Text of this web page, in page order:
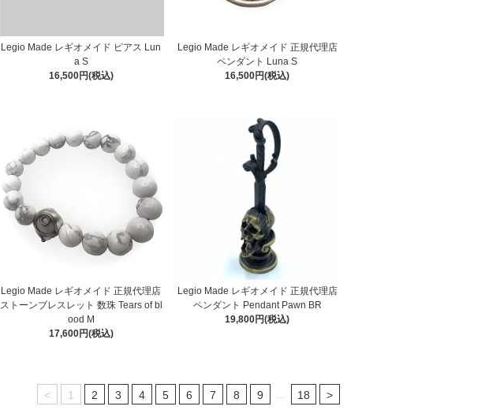
Legio Made レギオメイド ピアス Lun
a S
16,500円(税込)
Legio Made レギオメイド 正規代理店
ペンダント Luna S
16,500円(税込)
Legio Made レギオメイド 正規代理店
ストーンブレスレット 数珠 Tears of bl
ood M
17,600円(税込)
Legio Made レギオメイド 正規代理店
ペンダント Pendant Pawn BR
19,800円(税込)
< 1 2 3 4 5 6 7 8 9 18 >